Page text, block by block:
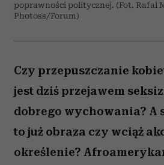
poprawności politycznej. (Fot. Rafal
Photoss/Forum)
Czy przepuszczanie
jest dziś przejawem
dobrego wychowania? A
to już obraza czy wciąż
określenie?